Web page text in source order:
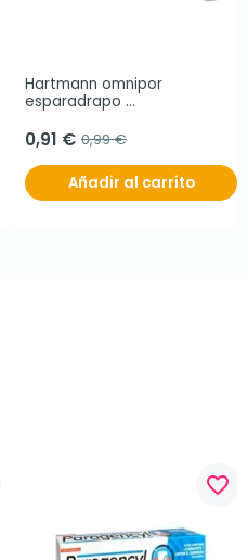
Hartmann omnipor
esparadrapo
2,5 cm
0,91 € 0,99 €
Añadir al carrito
favorite_border